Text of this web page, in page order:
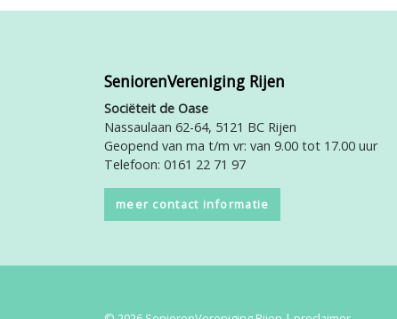
SeniorenVereniging Rijen
Sociëteit de Oase
Nassaulaan 62-64, 5121 BC Rijen
Geopend van ma t/m vr: van 9.00 tot 17.00 uur
Telefoon: 0161 22 71 97
meer contact informatie